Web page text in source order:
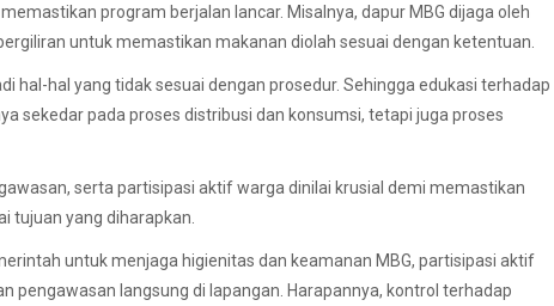
program berjalan lancar. Misalnya, dapur MBG dijaga oleh
untuk memastikan makanan diolah sesuai dengan ketentuan.
hal-hal yang tidak sesuai dengan prosedur. Sehingga edukasi terhadap
sekedar pada proses distribusi dan konsumsi, tetapi juga proses
serta partisipasi aktif warga dinilai krusial demi memastikan
tujuan yang diharapkan.
untuk menjaga higienitas dan keamanan MBG, partisipasi aktif
pengawasan langsung di lapangan. Harapannya, kontrol terhadap